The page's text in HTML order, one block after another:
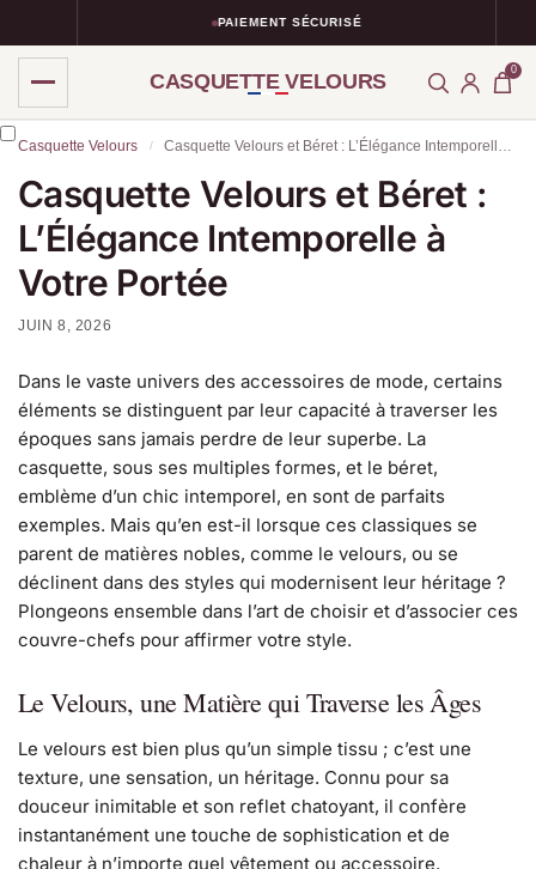
PAIEMENT SÉCURISÉ
CASQUETTE VELOURS 0
Casquette Velours / Casquette Velours et Béret : L’Élégance Intemporelle à Votre Portée
Casquette Velours et Béret :
L’Élégance Intemporelle à
Votre Portée
JUIN 8, 2026
Dans le vaste univers des accessoires de mode, certains
éléments se distinguent par leur capacité à traverser les
époques sans jamais perdre de leur superbe. La
casquette, sous ses multiples formes, et le béret,
emblème d’un chic intemporel, en sont de parfaits
exemples. Mais qu’en est-il lorsque ces classiques se
parent de matières nobles, comme le velours, ou se
déclinent dans des styles qui modernisent leur héritage ?
Plongeons ensemble dans l’art de choisir et d’associer ces
couvre-chefs pour affirmer votre style.
Le Velours, une Matière qui Traverse les Âges
Le velours est bien plus qu’un simple tissu ; c’est une
texture, une sensation, un héritage. Connu pour sa
douceur inimitable et son reflet chatoyant, il confère
instantanément une touche de sophistication et de
chaleur à n’importe quel vêtement ou accessoire.